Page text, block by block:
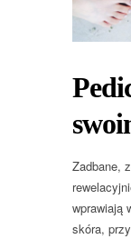
Zadbane,
wprawiają
skóra,